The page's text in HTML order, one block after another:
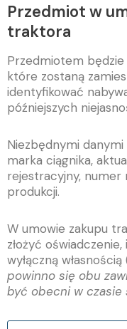
Przedmiot w
traktora
Przedmiotem
które zostaną
identyfikować
późniejszych
Niezbędnymi danymi
marka ciągnika,
rejestracyjny, numer
produkcji.
W umowie zakupu
złożyć
wyłączną własnością
powinno się obu
być obecni w czasie